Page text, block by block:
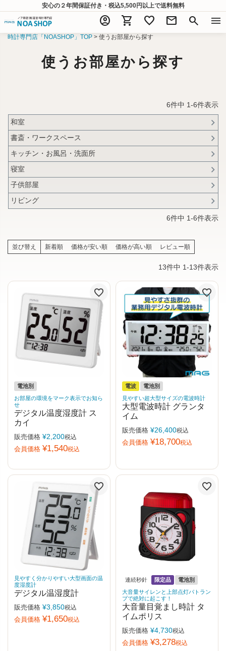
安心の２年間保証付き・税込5,500円以上で送料無料
account_circle shopping_cart favorite mail search menu
時計専門店「NOASHOP」TOP 使うお部屋から探す
使うお部屋から探す
6件中 1-6件表示
和室
書斎・ワークスペース
キッチン・お風呂・洗面所
寝室
子供部屋
リビング
6件中 1-6件表示
並び替え 新着順 価格が安い順 価格が高い順 レビュー順
13件中 1-13件表示
電池別
お部屋の環境をマーク表示でお知ら
せ
デジタル温度湿度計 ス
カイ
販売価格 ¥2,200税込
会員価格 ¥1,540税込
電波
電池別
見やすい超大型サイズの電波時計
大型電波時計 グランタ
イム
販売価格 ¥26,400税込
会員価格 ¥18,700税込
見やすく分かりやすい大型画面の温
度湿度計
デジタル温湿度計
販売価格 ¥3,850税込
会員価格 ¥1,650税込
連続秒針 限定品
電池別
大音量サイレンと上部点灯パトラン
プで絶対に起こす！
大音量目覚まし時計 タ
イムポリス
販売価格 ¥4,730税込
会員価格 ¥3,278税込